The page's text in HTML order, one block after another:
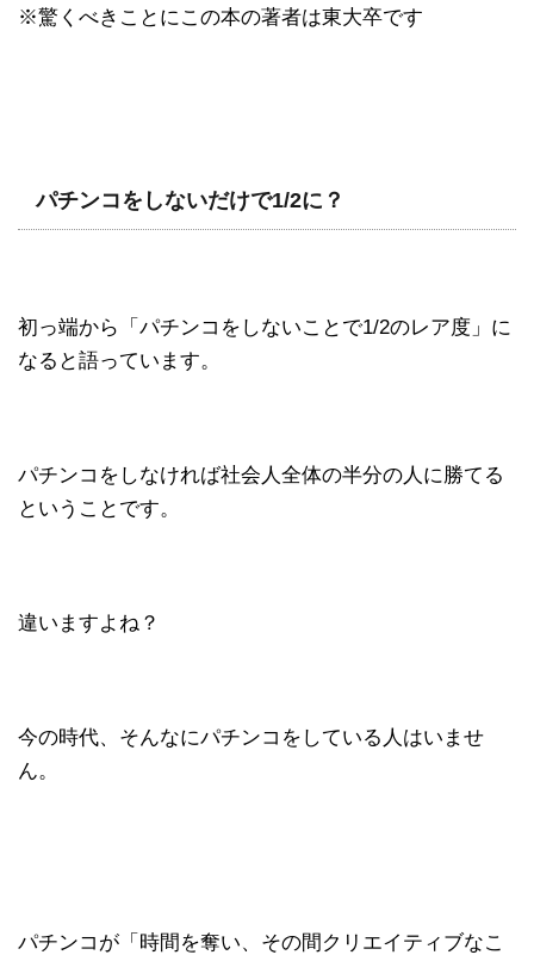
※驚くべきことにこの本の著者は東大卒です
パチンコをしないだけで1/2に？
初っ端から「パチンコをしないことで1/2のレア度」に
なると語っています。
パチンコをしなければ社会人全体の半分の人に勝てる
ということです。
違いますよね？
今の時代、そんなにパチンコをしている人はいませ
ん。
パチンコが「時間を奪い、その間クリエイティブなこ